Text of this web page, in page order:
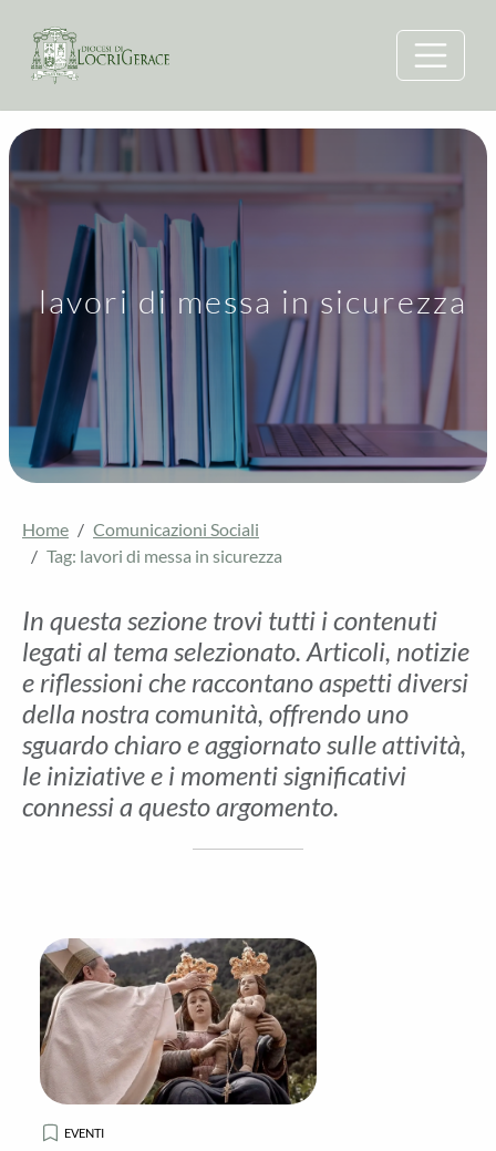
lavori di messa in sicurezza
Home
Comunicazioni Sociali
Tag: lavori di messa in sicurezza
In questa sezione trovi tutti i contenuti
legati al tema selezionato. Articoli, notizie
e riflessioni che raccontano aspetti diversi
della nostra comunità, offrendo uno
sguardo chiaro e aggiornato sulle attività,
le iniziative e i momenti significativi
connessi a questo argomento.
EVENTI